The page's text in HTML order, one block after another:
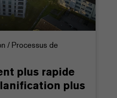
/ Processus de
plus rapide
plus